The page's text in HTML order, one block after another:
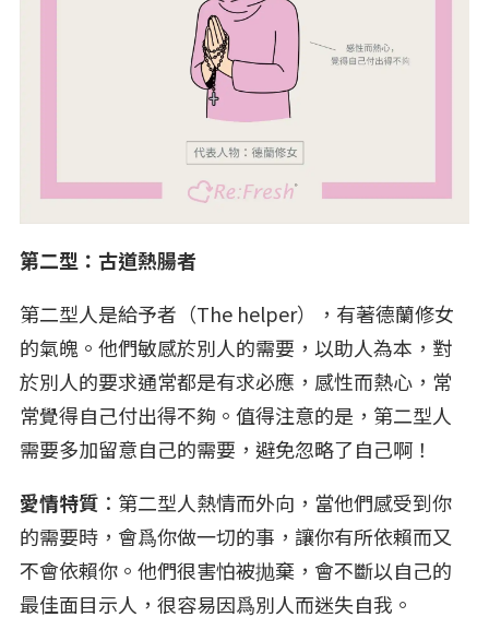
第二型：古道熱腸者
第二型人是給予者（The helper），有著德蘭修女
的氣魄。他們敏感於別人的需要，以助人為本，對
於別人的要求通常都是有求必應，感性而熱心，常
常覺得自己付出得不夠。值得注意的是，第二型人
需要多加留意自己的需要，避免忽略了自己啊！
愛情特質 ：第二型人熱情而外向，當他們感受到你
的需要時，會爲你做一切的事，讓你有所依賴而又
不會依賴你。他們很害怕被抛棄，會不斷以自己的
最佳面目示人，很容易因爲別人而迷失自我。